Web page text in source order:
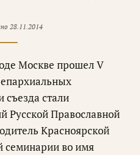
28.11.2014
Москве прошел V
съезда стали
Русской Православной
Красноярской
семинарии во имя